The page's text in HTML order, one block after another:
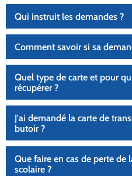
Qui instruit les demandes ?
Comment savoir si sa
Quel type de carte et pour
récupérer ?
J'ai demandé la carte de
butoir ?
Que faire en cas de perte de
scolaire ?